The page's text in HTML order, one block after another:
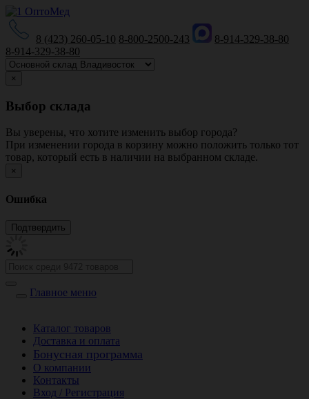
8 (423) 260-05-10 8-800-2500-243
8-914-329-38-80
8-914-329-38-80
×
Выбор склада
Вы уверены, что хотите изменить выбор города?
При изменении города в корзину можно положить только тот
товар, который есть в наличии на выбранном складе.
×
Ошибка
Главное меню
Каталог товаров
Доставка и оплата
Бонусная программа
О компании
Контакты
Вход / Регистрация